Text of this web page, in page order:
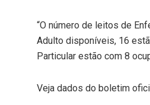
“O número de leitos de
Adulto disponíveis, 16
Particular estão com 8
Veja dados do boletim